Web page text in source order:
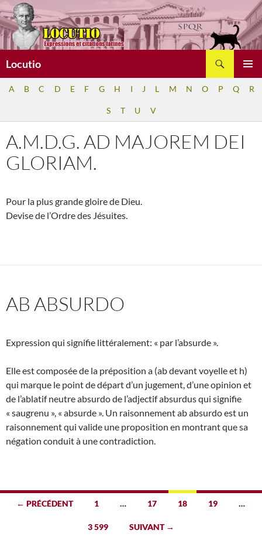
Aller
au
contenu
Locutio
A B C D E F G H I J L M N O P Q R
S T U V
A.M.D.G. AD MAJOREM DEI
GLORIAM.
Pour la plus grande gloire de Dieu.
Devise de l’Ordre des Jésuites.
AB ABSURDO
Expression qui signifie littéralement: « par l’absurde ».
Elle est composée de la préposition a (ab devant voyelle et h)
qui marque le point de départ d’un jugement, d’une opinion et
de l’ablatif neutre absurdo de l’adjectif absurdus qui signifie
« saugrenu », « absurde ». Un raisonnement ab absurdo est un
raisonnement qui valide une proposition en montrant que sa
négation conduit à une contradiction.
Navigation
← PRÉCÉDENT 1 … 17 18 19 …
3 599 SUIVANT →